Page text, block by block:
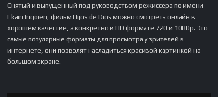
Снятый и выпущенный под руководством режиссера по имени
Ekain Irigoien, фильм Hijos de Dios можно смотреть онлайн в
хорошем качестве, а конкретно в HD формате 720 и 1080p. Это
самые популярные форматы для просмотра у зрителей в
интернете, они позволят насладиться красивой картинкой на
большом экране.